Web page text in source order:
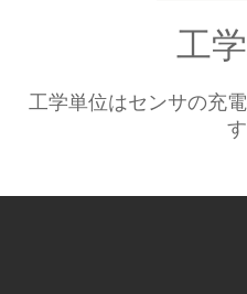
工
工学単位はセンサの充
す